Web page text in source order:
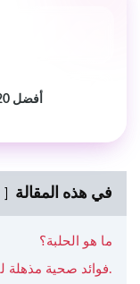
أفضل 20 عصيرًا محليًا لفقدان الوزن: وصفات
في هذه المقالة
ما هو الحلبة؟
14 فوائد صحية مذهلة لبذور الحلبة.